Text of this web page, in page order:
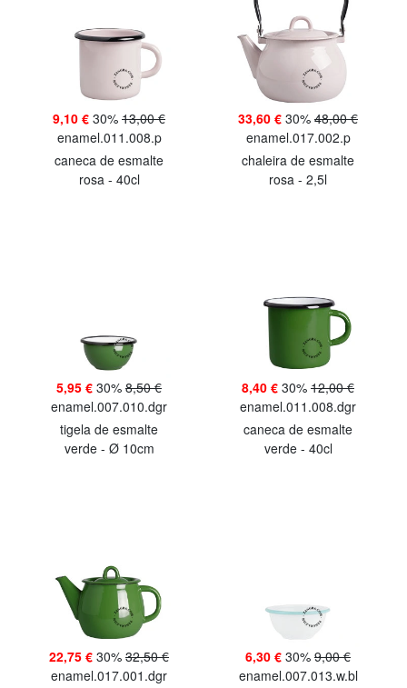
9,10 € 30% 13,00 €
enamel.011.008.p
caneca de esmalte
rosa - 40cl
33,60 € 30% 48,00 €
enamel.017.002.p
chaleira de esmalte
rosa - 2,5l
5,95 € 30% 8,50 €
enamel.007.010.dgr
tigela de esmalte
verde - Ø 10cm
8,40 € 30% 12,00 €
enamel.011.008.dgr
caneca de esmalte
verde - 40cl
22,75 € 30% 32,50 €
enamel.017.001.dgr
6,30 € 30% 9,00 €
enamel.007.013.w.bl